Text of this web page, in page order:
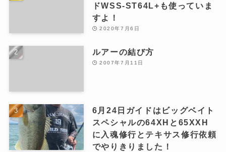
ドWSS-ST64L+も使っていま
すよ！
2020年7月6日
ルアーの結び方
2007年7月11日
6月24日ガイドはビッグベイト
スペシャルの64XHと65XXH
に入魂修行とテキサス修行依頼
でやりきりました！